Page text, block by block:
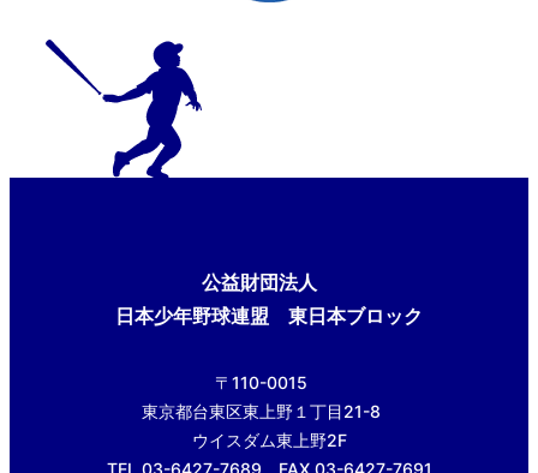
公益財団法人
日本少年野球連盟 東日本ブロック
〒110-0015
東京都台東区東上野１丁目21-8
ウイスダム東上野2F
TEL.03-6427-7689 FAX.03-6427-7691